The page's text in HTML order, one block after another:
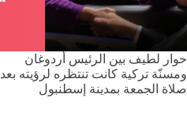
حوار لطيف بين الرئيس أردوغان
ومسنّة تركية كانت تنتظره لرؤيته بعد
صلاة الجمعة بمدينة إسطنبول